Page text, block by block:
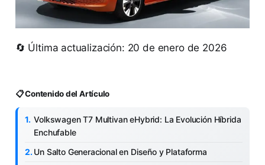
🔄 Última actualización: 20 de enero de 2026
📋 Contenido del Artículo
Volkswagen T7 Multivan eHybrid: La Evolución Híbrida
Enchufable
Un Salto Generacional en Diseño y Plataforma